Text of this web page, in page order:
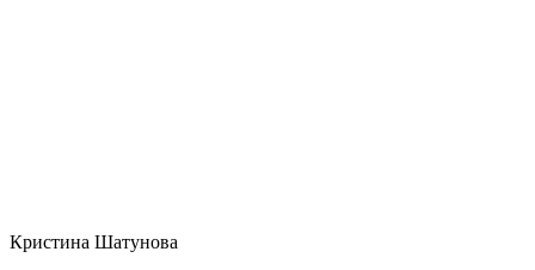
Кристина Шатунова